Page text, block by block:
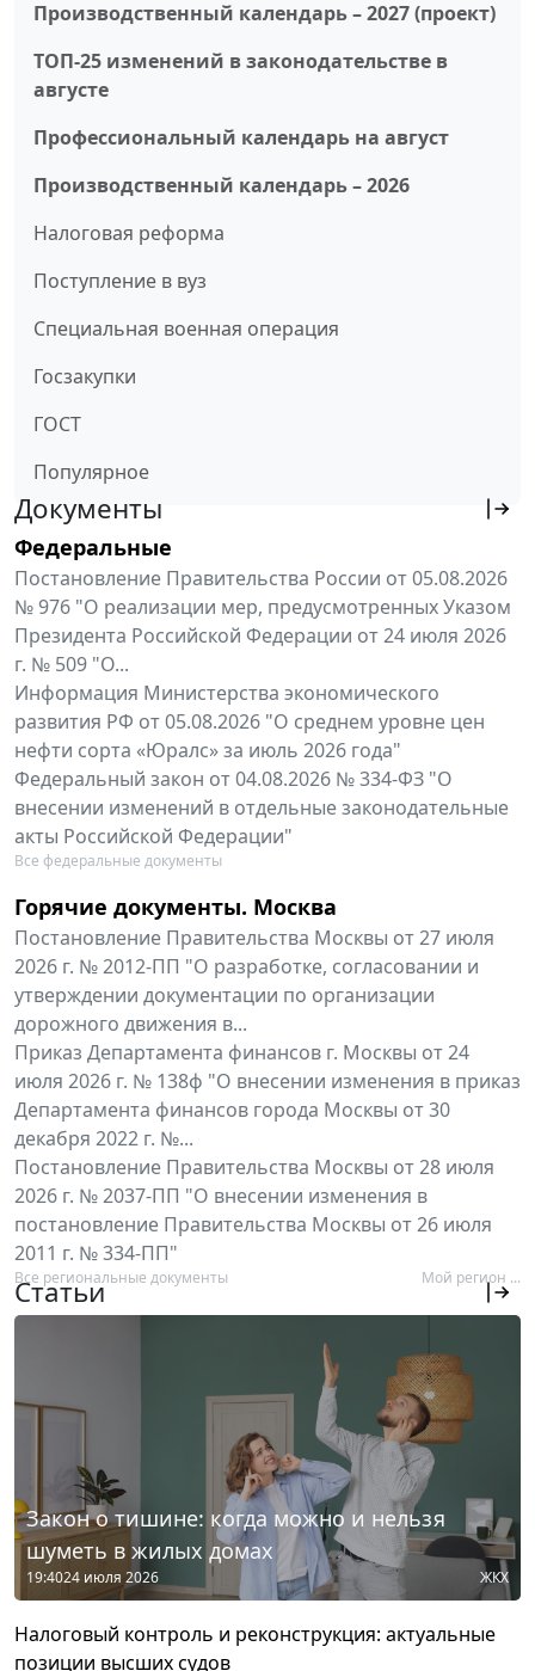
Производственный календарь – 2027 (проект)
ТОП-25 изменений в законодательстве в
августе
Профессиональный календарь на август
Производственный календарь – 2026
Налоговая реформа
Поступление в вуз
Специальная военная операция
Госзакупки
ГОСТ
Популярное
Документы
Федеральные
Постановление Правительства России от 05.08.2026
№ 976 "О реализации мер, предусмотренных Указом
Президента Российской Федерации от 24 июля 2026
г. № 509 "О...
Информация Министерства экономического
развития РФ от 05.08.2026 "О среднем уровне цен
нефти сорта «Юралс» за июль 2026 года"
Федеральный закон от 04.08.2026 № 334-ФЗ "О
внесении изменений в отдельные законодательные
акты Российской Федерации"
Все федеральные документы
Горячие документы. Москва
Постановление Правительства Москвы от 27 июля
2026 г. № 2012-ПП "О разработке, согласовании и
утверждении документации по организации
дорожного движения в...
Приказ Департамента финансов г. Москвы от 24
июля 2026 г. № 138ф "О внесении изменения в приказ
Департамента финансов города Москвы от 30
декабря 2022 г. №...
Постановление Правительства Москвы от 28 июля
2026 г. № 2037-ПП "О внесении изменения в
постановление Правительства Москвы от 26 июля
2011 г. № 334-ПП"
Все региональные документы Мой регион ...
Статьи
Закон о тишине: когда можно и нельзя
шуметь в жилых домах
19:4024 июля 2026 ЖКХ
Налоговый контроль и реконструкция: актуальные
позиции высших судов